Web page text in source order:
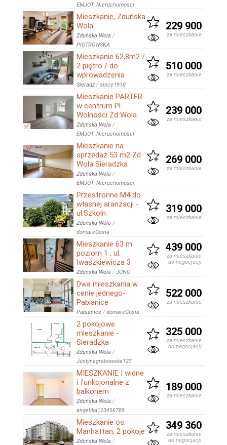
EMJOT_Nieruchomosci
Mieszkanie, Zduńska
Wola
Zduńska Wola /
PIOTROWSKA
229 900
za mieszkanie
Mieszkanie 62,8m2 /
2 piętro / do
wprowadzenia
Sieradz /since1910
510 000
za mieszkanie
Mieszkanie PARTER
w centrum Pl
Wolności Zd Wola
Zduńska Wola /
EMJOT_Nieruchomosci
239 000
za mieszkanie
Mieszkanie na
sprzedaż 53 m2 Zd
Wola Sieradzka
Zduńska Wola /
EMJOT_Nieruchomosci
269 000
za mieszkanie
Przestronne M4 do
własnej aranżacji -
ul.Szkoln
Zduńska Wola /
domareGosia
319 000
za mieszkanie
Mieszkanie 63 m
poziom 1 , ul.
Iwaszkiewicza 3
Zduńska Wola /JUNO
439 000
za mieszkanie
do negocjacji
Dwa mieszkania w
cenie jednego-
Pabianice
Pabianice /domareGosia
522 000
za mieszkanie
2 pokojowe
mieszkanie -
Sieradzka
Zduńska Wola /
Justynagrabowska123
325 000
za mieszkanie
do negocjacji
MIESZKANIE | widne
i funkcjonalne z
balkonem
Zduńska Wola /
angelika123456789
189 000
za mieszkanie
Mieszkanie os.
Manhattan, 2 pokoje
Zduńska Wola /
349 360
za mieszkanie
do negocjacji